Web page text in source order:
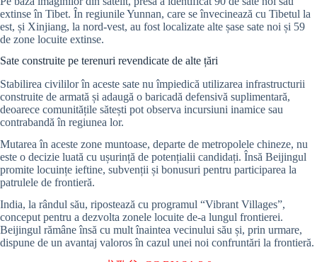
extinse în Tibet. În regiunile Yunnan, care se învecinează cu Tibetul la
est, și Xinjiang, la nord-vest, au fost localizate alte șase sate noi și 59
de zone locuite extinse.
Sate construite pe terenuri revendicate de alte țări
Stabilirea civililor în aceste sate nu împiedică utilizarea infrastructurii
construite de armată și adaugă o baricadă defensivă suplimentară,
deoarece comunitățile sătești pot observa incursiuni inamice sau
contrabandă în regiunea lor.
Mutarea în aceste zone muntoase, departe de metropolele chineze, nu
este o decizie luată cu ușurință de potențialii candidați. Însă Beijingul
promite locuințe ieftine, subvenții și bonusuri pentru participarea la
patrulele de frontieră.
India, la rândul său, ripostează cu programul “Vibrant Villages”,
conceput pentru a dezvolta zonele locuite de-a lungul frontierei.
Beijingul rămâne însă cu mult înaintea vecinului său și, prin urmare,
dispune de un avantaj valoros în cazul unei noi confruntări la frontieră.